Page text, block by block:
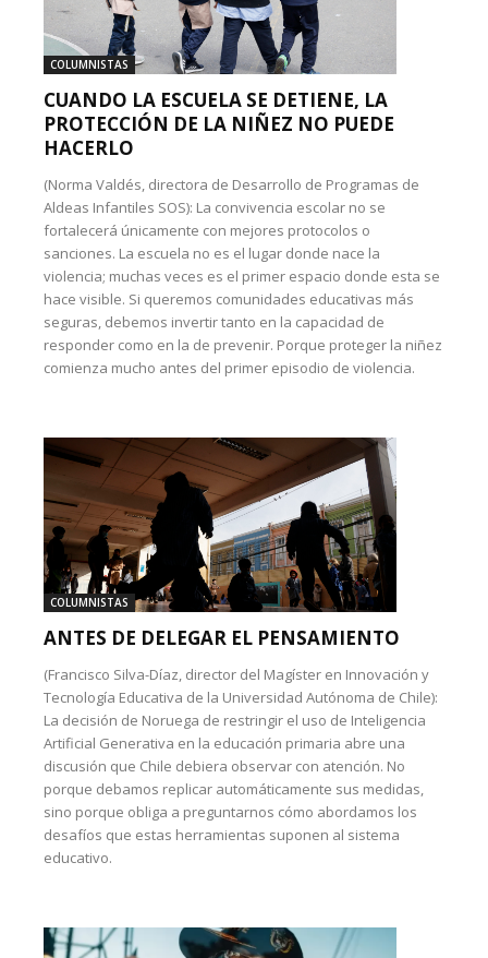
COLUMNISTAS
CUANDO LA ESCUELA SE DETIENE, LA
PROTECCIÓN DE LA NIÑEZ NO PUEDE
HACERLO
(Norma Valdés, directora de Desarrollo de Programas de
Aldeas Infantiles SOS): La convivencia escolar no se
fortalecerá únicamente con mejores protocolos o
sanciones. La escuela no es el lugar donde nace la
violencia; muchas veces es el primer espacio donde esta se
hace visible. Si queremos comunidades educativas más
seguras, debemos invertir tanto en la capacidad de
responder como en la de prevenir. Porque proteger la niñez
comienza mucho antes del primer episodio de violencia.
COLUMNISTAS
ANTES DE DELEGAR EL PENSAMIENTO
(Francisco Silva-Díaz, director del Magíster en Innovación y
Tecnología Educativa de la Universidad Autónoma de Chile):
La decisión de Noruega de restringir el uso de Inteligencia
Artificial Generativa en la educación primaria abre una
discusión que Chile debiera observar con atención. No
porque debamos replicar automáticamente sus medidas,
sino porque obliga a preguntarnos cómo abordamos los
desafíos que estas herramientas suponen al sistema
educativo.